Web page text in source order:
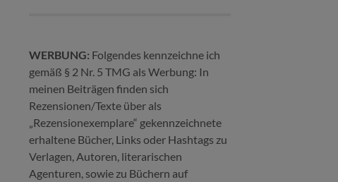
WERBUNG: Folgendes kennzeichne ich
gemäß § 2 Nr. 5 TMG als Werbung: In
meinen Beiträgen finden sich
Rezensionen/Texte über als
„Rezensionexemplare“ gekennzeichnete
erhaltene Bücher, Links oder Hashtags zu
Verlagen, Autoren, literarischen
Agenturen, sowie zu Büchern auf